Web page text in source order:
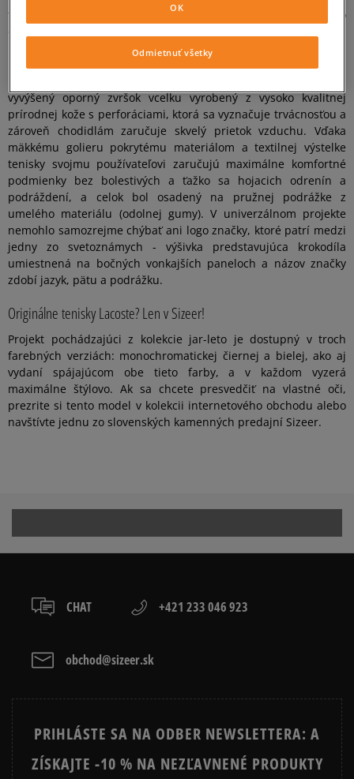
tenisky, ako aj elegantný look, ktorý sa osvedčí nielen ako
kombináciám, boli navrhnuté tenisky Lacoste Court Cage.
vyvýšený oporný zvršok vcelku vyrobený z vysoko kvalitnej
prírodnej kože s perforáciami, ktorá sa vyznačuje trvácnosťou a
zároveň chodidlám zaručuje skvelý prietok vzduchu. Vďaka
mäkkému golieru pokrytému materiálom a textilnej výstelke
tenisky svojmu používateľovi zaručujú maximálne komfortné
podmienky bez bolestivých a ťažko sa hojacich odrenín a
podráždení, a celok bol osadený na pružnej podrážke z
umelého materiálu (odolnej gumy). V univerzálnom projekte
nemohlo samozrejme chýbať ani logo značky, ktoré patrí medzi
jedny zo svetoznámych - výšivka predstavujúca krokodíla
umiestnená na bočných vonkajších paneloch a názov značky
zdobí jazyk, pätu a podrážku.
Originálne tenisky Lacoste? Len v Sizeer!
Projekt pochádzajúci z kolekcie jar-leto je dostupný v troch
farebných verziách: monochromatickej čiernej a bielej, ako aj
vydaní spájajúcom obe tieto farby, a v každom vyzerá
maximálne štýlovo. Ak sa chcete presvedčiť na vlastné oči,
prezrite si tento model v kolekcii internetového obchodu alebo
navštívte jednu zo slovenských kamenných predajní Sizeer.
CHAT +421 233 046 923
obchod@sizeer.sk
PRIHLÁSTE SA NA ODBER NEWSLETTERA: A
ZÍSKAJTE -10 % NA NEZĽAVNENÉ PRODUKTY
Odmietnuť všetky
OK